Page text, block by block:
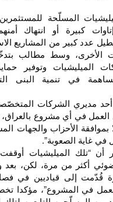
المسلّحة
كبيرة أو انتهاك
عدد كبير من المشاريع
الأخرى، وسط مطالب
الميليشيات وتوفير
في تنمية البنى
أحد مديري الشركات
العمل في أي مشروع
بموافقة الأحزاب والجهات
في غاية الصعوبة”.
أن “تلك الميليشيات
أكثر من مرة، لكن، بعد
قُدّمت إلى قياديين في
في المشروع”، مؤكدا